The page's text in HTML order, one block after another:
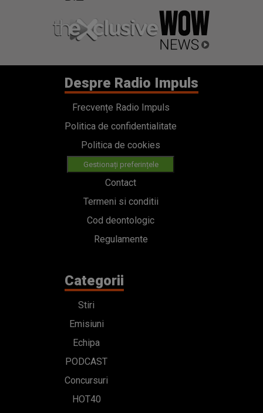
Despre Radio Impuls
Frecvențe Radio Impuls
Politica de confidentialitate
Politica de cookies
Gestionați preferințele
Contact
Termeni si conditii
Cod deontologic
Regulamente
Categorii
Stiri
Emisiuni
Echipa
PODCAST
Concursuri
HOT40